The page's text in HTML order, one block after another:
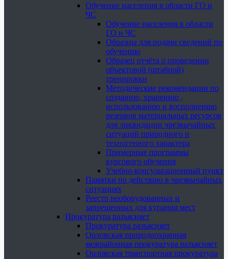
Обучение населения в области ГО и
ЧС
Обучение населения в области
ГО и ЧС
Образцы для подачи сведений по
обучению
Образец отчёта о проведении
объектовой (штабной)
тренировки
Методические рекомендации по
созданию, хранению ,
использованию и восполнению
резервов материальных ресурсов
для ликвидации чрезвычайных
ситуаций природного и
техногенного характера
Примерные программы
курсового обучения
Учебно-консультационный пункт
Памятки по действию в чрезвычайных
ситуациях
Реестр необорудованных и
запрещенных для купания мест
Прокуратура разъясняет
Прокуратура разъясняет
Орловская природоохранная
межрайонная прокуратура разъясняет
Орловская транспортная прокуратура